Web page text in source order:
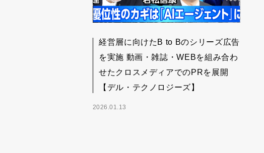
経営層に向けたB to Bのシリーズ広告
を実施 動画・雑誌・WEBを組み合わ
せたクロスメディアでのPRを展開
【デル・テクノロジーズ】
2026.01.13